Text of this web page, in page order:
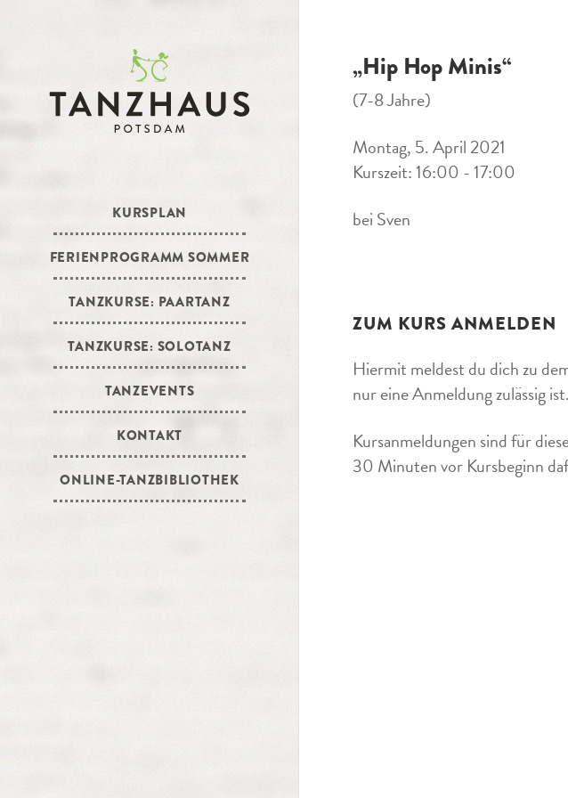
KURSPLAN
FERIENPROGRAMM SOMMER
TANZKURSE: PAARTANZ
TANZKURSE: SOLOTANZ
TANZEVENTS
KONTAKT
ONLINE-TANZBIBLIOTHEK
„Hip Hop Minis“
(7-8 Jahre)
Montag, 5. April 2021
Kurszeit: 16:00 - 17:00
bei Sven
ZUM KURS ANMELDEN
Hiermit meldest du dich zu
nur eine Anmeldung zulässig ist.
Kursanmeldungen sind für
30 Minuten vor Kursbeginn